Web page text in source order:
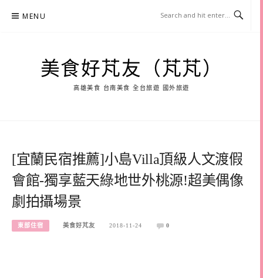
MENU
美食好芃友（芃芃）
高雄美食 台南美食 全台旅遊 國外旅遊
[宜蘭民宿推薦]小島Villa頂級人文渡假
會館-獨享藍天綠地世外桃源!超美偶像
劇拍攝場景
東部住宿 美食好芃友 2018-11-24 0